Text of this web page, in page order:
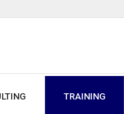
TRAINING